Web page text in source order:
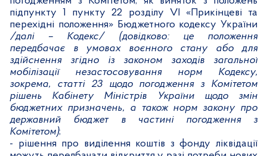
підпункту 1 пункту 22 розділу VI «Прикінцеві та
перехідні положення» Бюджетного кодексу України
/далі –
Кодекс/
(довідково: це положення
передбачає в умовах воєнного стану або для
здійснення згідно із законом заходів загальної
мобілізації незастосовування норм Кодексу,
зокрема, статті 23 щодо погодження з Комітетом
рішень Кабінету Міністрів України щодо змін
бюджетних призначень, а також норм закону про
державний бюджет в частині погодження з
Комітетом);
- рішення про виділення коштів з фонду ліквідації